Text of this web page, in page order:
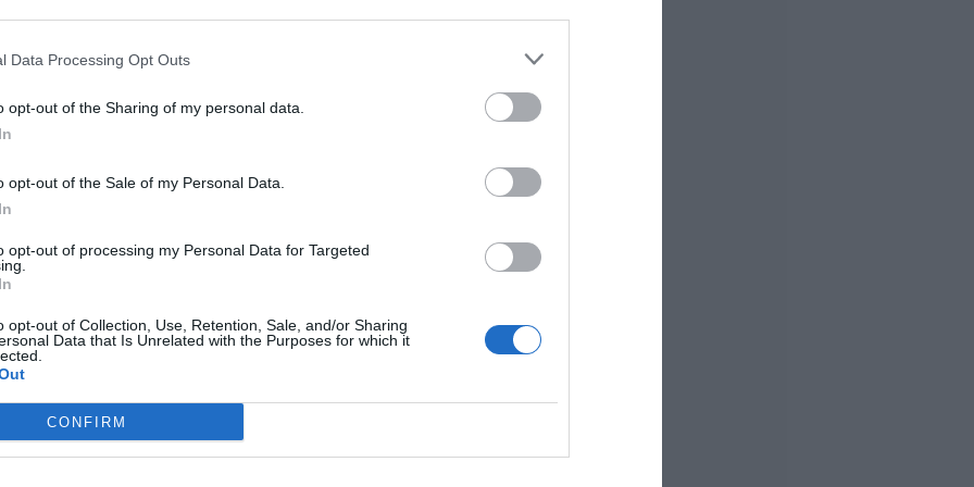
Data Processing Opt Outs
opt-out of the Sharing of my personal data.
opt-out of the Sale of my Personal Data.
opt-out of processing my Personal Data for Targeted
opt-out of Collection, Use, Retention, Sale, and/or Sharing
Data that Is Unrelated with the Purposes for which it
CONFIRM
a primera hora de este viernes
a y que ha dado positivo por drogas ha
según ha informado la Policía Local.
en la calle Valle de la Ballestera, ha sido
Judicial acusado de un presunto delito de
otro contra la seguridad vial por conducir
las mismas fuentes.
sigue con la investigación para
mortal, que se ha producido a las 6:49
paso de peatones con el semáforo en
reparto, que tenía el semáforo en ámbar,
que no la ha visto.
pruebas de alcohol y drogas, que han